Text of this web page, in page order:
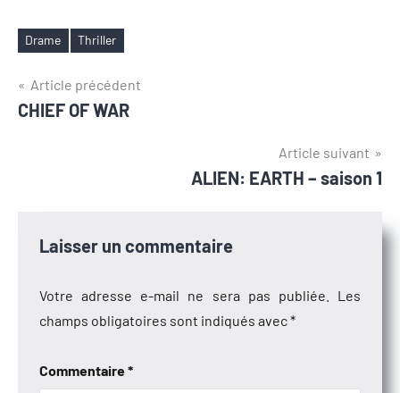
Étiquettes
Drame Thriller
Navigation
de
Article précédent
CHIEF OF WAR
Article suivant
ALIEN: EARTH – saison 1
Laisser un commentaire
Votre adresse e-mail ne sera pas publiée.
Les
champs obligatoires sont indiqués avec*
Commentaire*